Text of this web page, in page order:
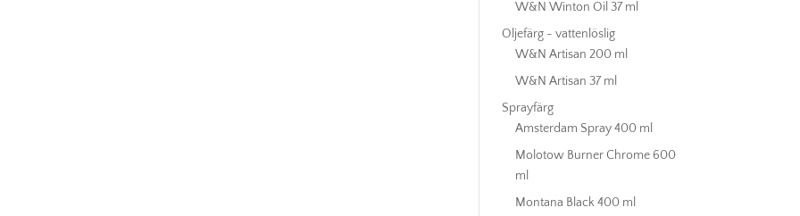
W&N Winton Oil 37 ml
Oljefärg - vattenlöslig
W&N Artisan 200 ml
W&N Artisan 37 ml
Sprayfärg
Amsterdam Spray 400 ml
Molotow Burner Chrome 600
ml
Montana Black 400 ml